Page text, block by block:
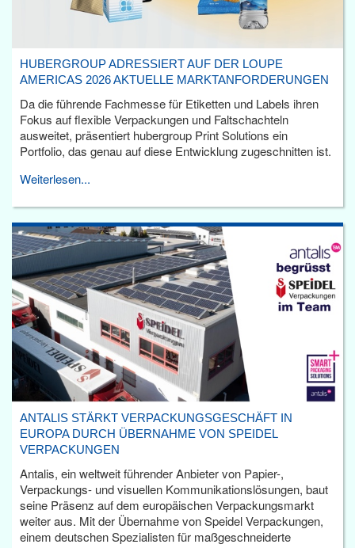
HUBERGROUP ADRESSIERT AUF DER LOUPE
AMERICAS 2026 AKTUELLE MARKTANFORDERUNGEN
Da die führende Fachmesse für Etiketten und Labels ihren
Fokus auf flexible Verpackungen und Faltschachteln
ausweitet, präsentiert hubergroup Print Solutions ein
Portfolio, das genau auf diese Entwicklung zugeschnitten ist.
Weiterlesen...
ANTALIS STÄRKT VERPACKUNGSGESCHÄFT IN
EUROPA DURCH ÜBERNAHME VON SPEIDEL
VERPACKUNGEN
Antalis, ein weltweit führender Anbieter von Papier-,
Verpackungs- und visuellen Kommunikationslösungen, baut
seine Präsenz auf dem europäischen Verpackungsmarkt
weiter aus. Mit der Übernahme von Speidel Verpackungen,
einem deutschen Spezialisten für maßgeschneiderte